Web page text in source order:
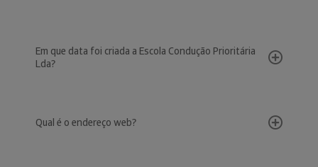
Em que data foi criada a Escola Condução Prioritária
Lda?
Qual é o endereço web?